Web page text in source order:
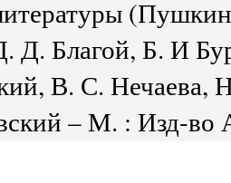
Д. Благой, Б. И
В. С. Нечаева,
– М. : Изд-